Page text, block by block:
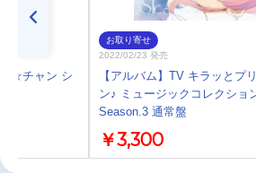
☆チャン シ
お取り寄せ
2022/02/23 発売
【アルバム】TV キラッとプ
ン♪ ミュージックコレクショ
Season.3 通常盤
￥3,300